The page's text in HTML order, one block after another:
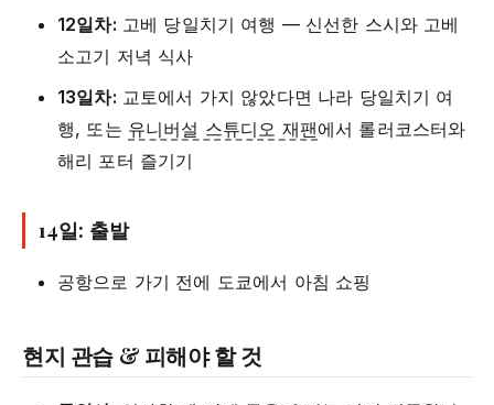
12일차: 고베 당일치기 여행 — 신선한 스시와 고베
소고기 저녁 식사
13일차: 교토에서 가지 않았다면 나라 당일치기 여
행, 또는 유니버설 스튜디오 재팬에서 롤러코스터와
해리 포터 즐기기
14일: 출발
공항으로 가기 전에 도쿄에서 아침 쇼핑
현지 관습 & 피해야 할 것